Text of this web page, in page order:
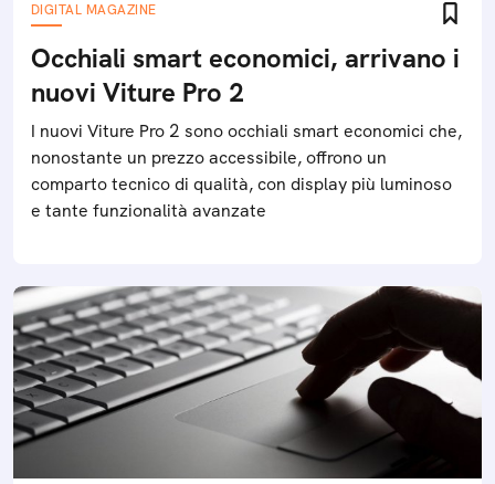
DIGITAL MAGAZINE
Occhiali smart economici, arrivano i
nuovi Viture Pro 2
I nuovi Viture Pro 2 sono occhiali smart economici che,
nonostante un prezzo accessibile, offrono un
comparto tecnico di qualità, con display più luminoso
e tante funzionalità avanzate